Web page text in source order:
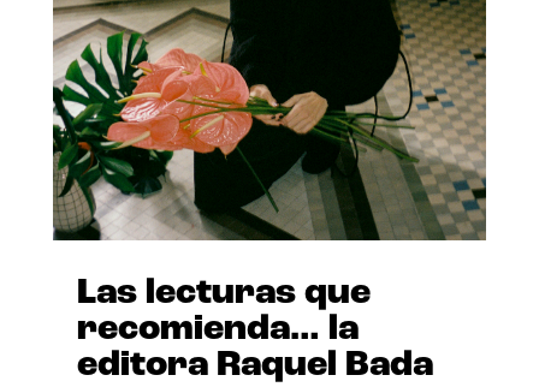
Las lecturas que
recomienda… la
editora Raquel Bada